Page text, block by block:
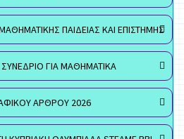
ΠΑΙΔΕΙΑΣ ΚΑΙ ΕΠΙΣΤΗΜΗΣ
ΓΙΑ ΜΑΘΗΜΑΤΙΚΑ
ΑΡΘΡΟΥ 2026